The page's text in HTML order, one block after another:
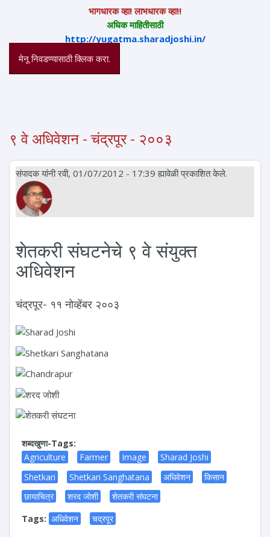
भागधारक व्हा! लाभधारक व्हा!!
अधिक माहितीसाठी
http://yugatma.sharadjoshi.in/
मेनू निवडण्यासाठी क्लिक करा.
९ वे अधिवेशन - चंद्रपूर - २००३
संपादकयांनी रवी, 01/07/2012 - 17:39 ह्यावेळी प्रकाशित केले.
शेतकरी संघटनेचे ९ वे संयुक्त
अधिवेशन
चंद्रपूर- ११ नोव्हेंबर २००३
शब्दखुणा-Tags:
Agriculture
Farmer Image
Sharad Joshi
Shetkari
Shetkari Sanghatana अधिवेशन
किसान
छायाचित्र
शरद जोशी
शेतकरी संघटना
Tags: अधिवेशन चद्रपूर